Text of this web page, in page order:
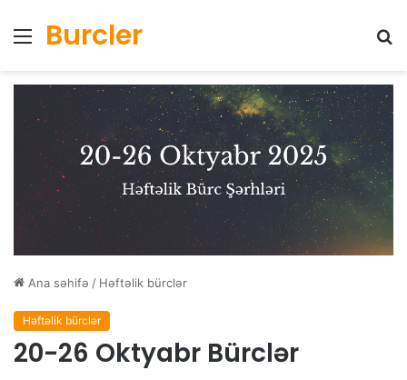
Menyu
Burcler
Ana səhifə / Həftəlik bürclər
Həftəlik bürclər
20-26 Oktyabr Bürclər